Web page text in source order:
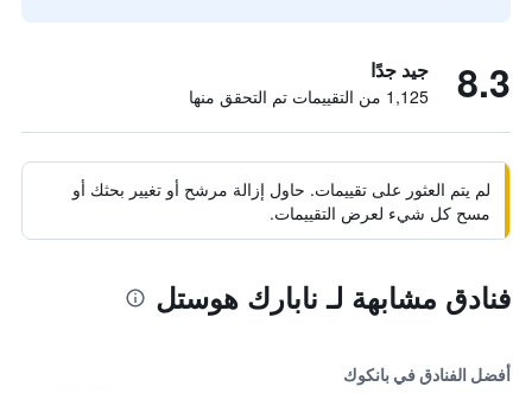
8.3 جيد جدًا
1,125 من التقييمات تم التحقق منها
لم يتم العثور على تقييمات. حاول إزالة مرشح أو تغيير بحثك أو
مسح كل شيء لعرض التقييمات.
فنادق مشابهة لـ نابارك هوستل
أفضل الفنادق في بانكوك